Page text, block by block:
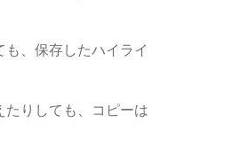
、保存したハイライ
りしても、コピーは